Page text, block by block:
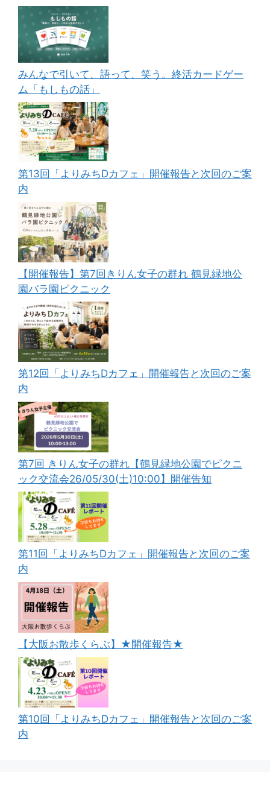
みんなで引いて、語って、笑う。終活カードゲー
ム「もしもの話」
第13回「よりみちDカフェ」開催報告と次回のご案
内
【開催報告】第7回きりん女子の群れ 鶴見緑地公
園バラ園ピクニック
第12回「よりみちDカフェ」開催報告と次回のご案
内
第7回 きりん女子の群れ【鶴見緑地公園でピクニ
ック交流会26/05/30(土)10:00】開催告知
第11回「よりみちDカフェ」開催報告と次回のご案
内
【大阪お散歩くらぶ】★開催報告★
第10回「よりみちDカフェ」開催報告と次回のご案
内